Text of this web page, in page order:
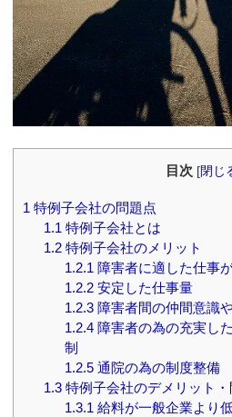
目次 [閉じ
1 特例子会社の問題点
1.1 特例子会社とは
1.2 特例子会社のメリット
1.2.1 障害者に適した仕事
1.2.2 安定した仕事量
1.2.3 障害者間の仲間意識
1.2.4 障害者の為の充実し
制
1.2.5 通院の為の制度整備
1.3 特例子会社のデメリット・
1.3.1 給料が一般企業より